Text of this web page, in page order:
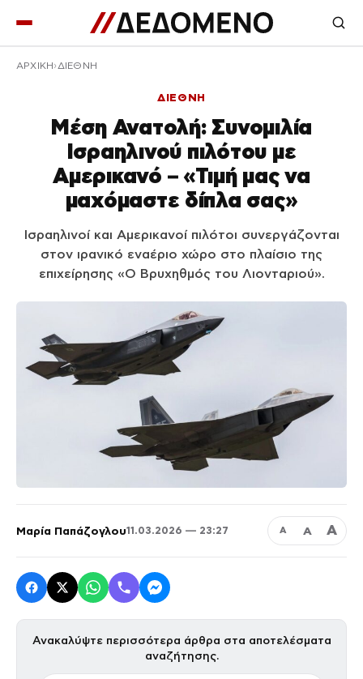
ΑΡΧΙΚΉ ΔΙΕΘΝΗ
ΔΙΕΘΝΗ
Μέση Ανατολή: Συνομιλία
Ισραηλινού πιλότου με
Αμερικανό – «Τιμή μας να
μαχόμαστε δίπλα σας»
Ισραηλινοί και Αμερικανοί πιλότοι συνεργάζονται
στον ιρανικό εναέριο χώρο στο πλαίσιο της
επιχείρησης «Ο Βρυχηθμός του Λιονταριού».
Μαρία Παπάζογλου11.03.2026 — 23:27 Α Α Α
Ανακαλύψτε περισσότερα άρθρα στα αποτελέσματα
αναζήτησης.